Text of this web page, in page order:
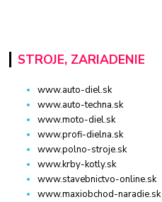
STROJE, ZARIADENIE
www.auto-diel.sk
www.auto-techna.sk
www.moto-diel.sk
www.profi-dielna.sk
www.polno-stroje.sk
www.krby-kotly.sk
www.stavebnictvo-online.sk
www.maxiobchod-naradie.sk